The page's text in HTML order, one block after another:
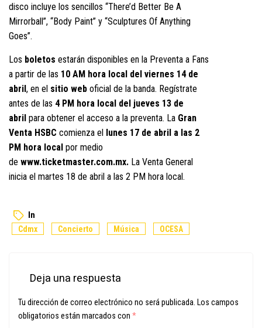
disco incluye los sencillos “There’d Better Be A
Mirrorball”, “Body Paint” y “Sculptures Of Anything
Goes”.
Los boletos estarán disponibles en la Preventa a Fans
a partir de las 10 AM hora local del viernes 14 de
abril, en el sitio web oficial de la banda. Regístrate
antes de las 4 PM hora local del jueves 13 de
abril para obtener el acceso a la preventa. La Gran
Venta HSBC comienza el lunes 17 de abril a las 2
PM hora local por medio
de www.ticketmaster.com.mx. La Venta General
inicia el martes 18 de abril a las 2 PM hora local.
In
Cdmx Concierto Música OCESA
Deja una respuesta
Tu dirección de correo electrónico no será publicada. Los campos
obligatorios están marcados con *